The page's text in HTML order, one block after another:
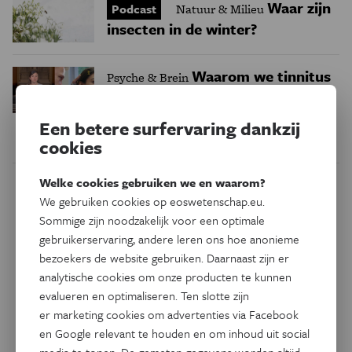
Podcast Natuur & MilieuWaar zijn
insecten in de winter?
Psyche & BreinWaarom we tinnitus
Dit artikel delen op:
Facebook Twitter Linkedin
Keuze van de redactie
Een betere surfervaring dankzij
cookies
Welke cookies gebruiken we en waarom?
We gebruiken cookies op eoswetenschap.eu.
Sommige zijn noodzakelijk voor een optimale
gebruikerservaring, andere leren ons hoe anonieme
bezoekers de website gebruiken. Daarnaast zijn er
analytische cookies om onze producten te kunnen
evalueren en optimaliseren. Ten slotte zijn
er marketing cookies om advertenties via Facebook
en Google relevant te houden en om inhoud uit social